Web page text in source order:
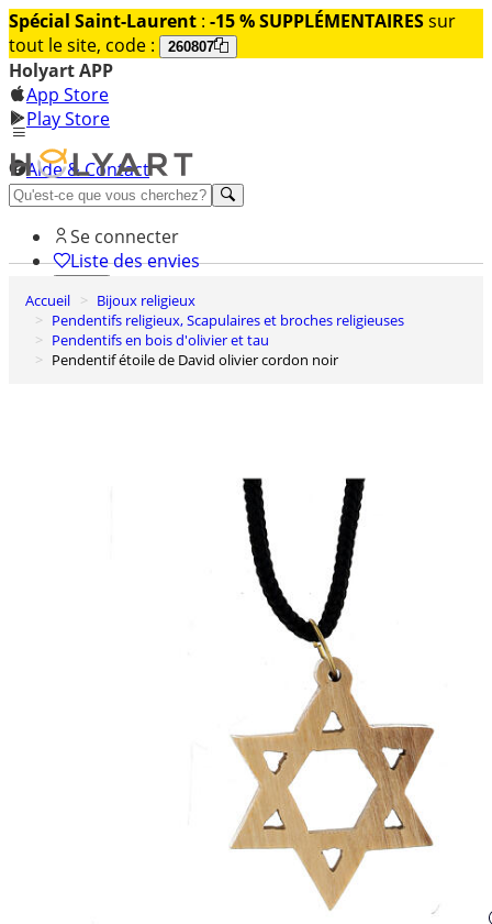
Spécial Saint-Laurent : -15 % SUPPLÉMENTAIRESsur
tout le site, code :
260807
Holyart APP
App Store
Play Store
Aide & Contact
Découvrez Premium
Se connecter
Liste des envies
0
Panier
Accueil
Bijoux religieux
Pendentifs religieux, Scapulaires et broches religieuses
Pendentifs en bois d'olivier et tau
Pendentif étoile de David olivier cordon noir